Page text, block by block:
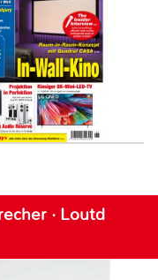
· Loutd